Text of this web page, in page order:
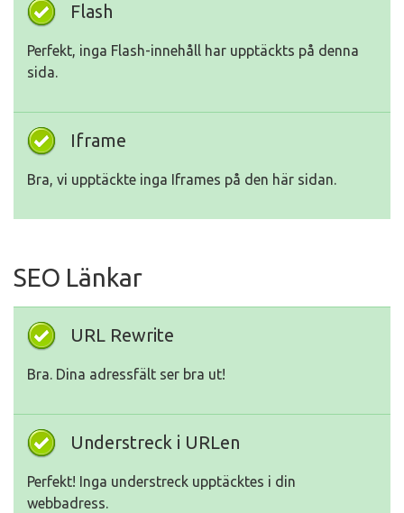
Flash
Perfekt, inga Flash-innehåll har upptäckts på denna
sida.
Iframe
Bra, vi upptäckte inga Iframes på den här sidan.
SEO Länkar
URL Rewrite
Bra. Dina adressfält ser bra ut!
Understreck i URLen
Perfekt! Inga understreck upptäcktes i din
webbadress.